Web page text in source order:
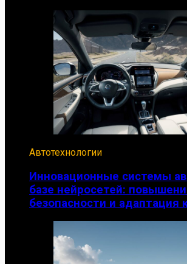
Автотехнологии
Инновационные системы
базе нейросетей:
безопасности и адаптация